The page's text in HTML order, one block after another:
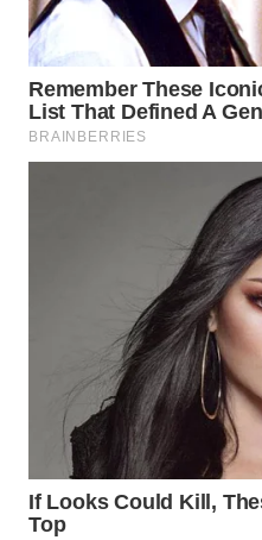
NUSANTARA
WN
JOGJA
WN
KALBAR
WN
KALTENG